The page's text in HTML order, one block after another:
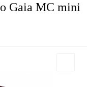
Gaia MC mini